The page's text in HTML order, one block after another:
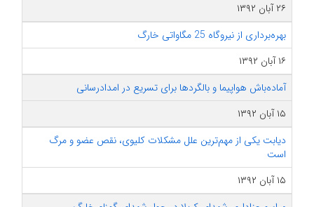
۲۶ آبان ۱۳۹۲
بهره‌برداری از نیروگاه 25 مگاواتی خارگ
۱۶ آبان ۱۳۹۲
آماده‌باش هواپیما و بالگردها برای تسریع در امدادرسانی
۱۵ آبان ۱۳۹۲
دیابت یکی از مهم‌ترین علل مشکلات کلیوی، نقص عضو و مرگ
است
۱۵ آبان ۱۳۹۲